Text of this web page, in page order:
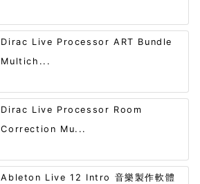
Dirac Live Processor ART Bundle
Multich...
Dirac Live Processor Room
Correction Mu...
Ableton Live 12 Intro 音樂製作軟體